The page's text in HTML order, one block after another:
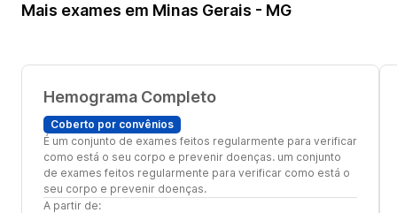
Mais exames em Minas Gerais - MG
Hemograma Completo
Coberto por convênios
É um conjunto de exames feitos regularmente para verificar
como está o seu corpo e prevenir doenças. um conjunto
de exames feitos regularmente para verificar como está o
seu corpo e prevenir doenças.
A partir de: